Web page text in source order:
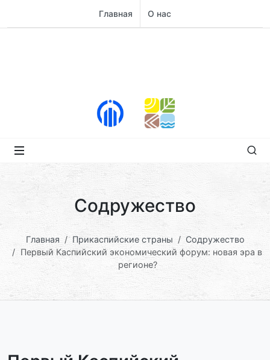
Главная О нас
Содружество
Главная Прикаспийские страны
Содружество
Первый Каспийский экономический форум: новая эра в
регионе?